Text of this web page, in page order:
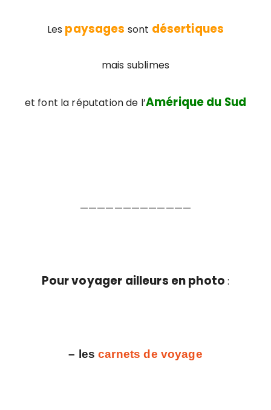
Les paysages sont désertiques
mais sublimes
et font la réputation de l’Amérique du Sud
—————————————
Pour voyager ailleurs en photo :
– lescarnets de voyage